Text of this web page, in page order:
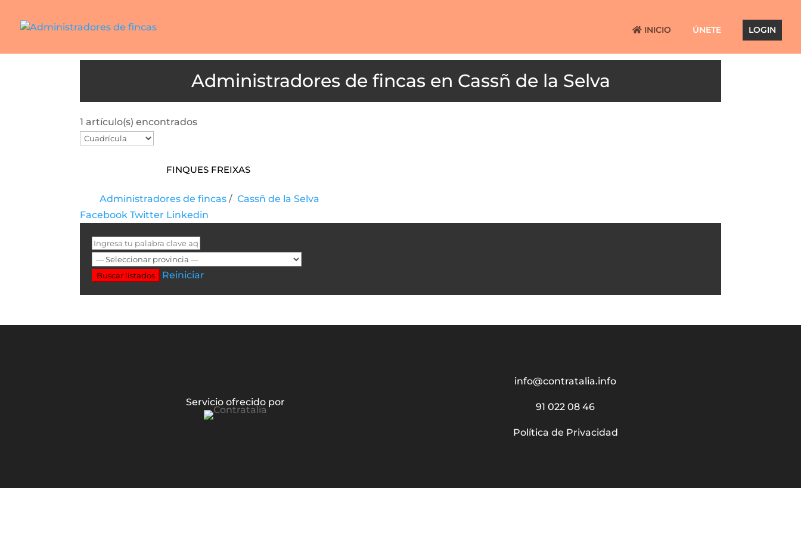
INICIO ÚNETE LOGIN
Cassñ de la Selva
1 artículo(s) encontrados
Finques Freixas
Administradores de fincas/ Cassñ de la Selva
Facebook Twitter Linkedin
Buscar listados Reiniciar
Servicio ofrecido por
info@contratalia.info
91 022 08 46
Política de Privacidad